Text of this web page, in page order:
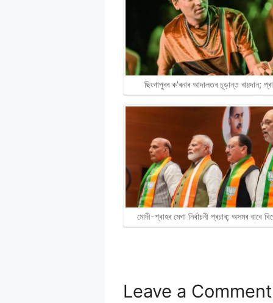
ছিংগাপুৰৰ ক'ৰনাৰ আদালতৰ চূড়ান্ত ৰায়দান;
মোদী-শ্বাহৰ মেগা নিৰ্বাচনী প্ৰচাৰ; অসমৰ বাবে
Leave a Comment